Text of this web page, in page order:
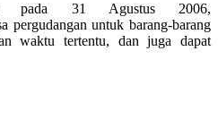
pada 31 Agustus 2006,
pergudangan untuk barang-barang
waktu tertentu, dan juga dapat